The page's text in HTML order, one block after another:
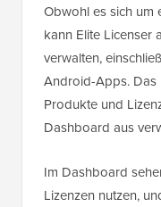
Obwohl es sich um
kann Elite Licenser
verwalten,
Android-Apps. Das
Produkte und
Dashboard aus
Im Dashboard
Lizenzen nutzen,